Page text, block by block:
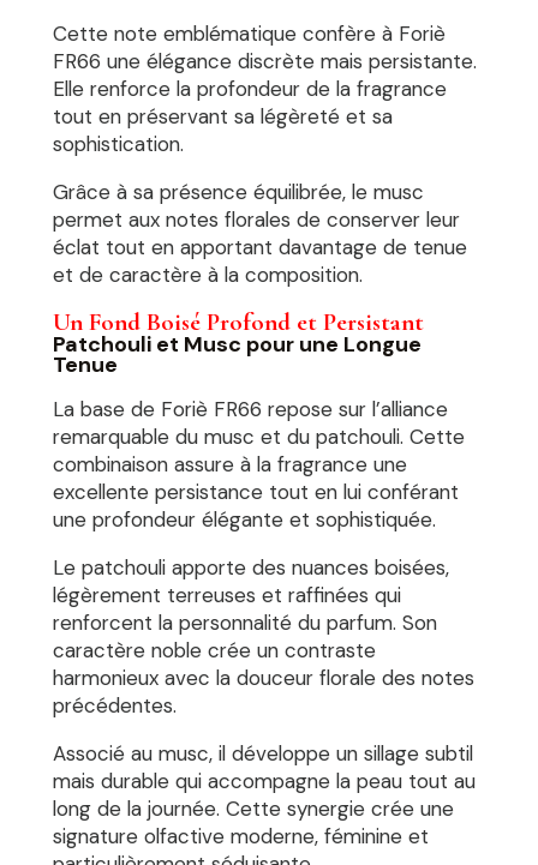
Cette note emblématique confère à Foriè
FR66 une élégance discrète mais persistante.
Elle renforce la profondeur de la fragrance
tout en préservant sa légèreté et sa
sophistication.
Grâce à sa présence équilibrée, le musc
permet aux notes florales de conserver leur
éclat tout en apportant davantage de tenue
et de caractère à la composition.
Un Fond Boisé Profond et Persistant
Patchouli et Musc pour une Longue
Tenue
La base de Foriè FR66 repose sur l’alliance
remarquable du musc et du patchouli. Cette
combinaison assure à la fragrance une
excellente persistance tout en lui conférant
une profondeur élégante et sophistiquée.
Le patchouli apporte des nuances boisées,
légèrement terreuses et raffinées qui
renforcent la personnalité du parfum. Son
caractère noble crée un contraste
harmonieux avec la douceur florale des notes
précédentes.
Associé au musc, il développe un sillage subtil
mais durable qui accompagne la peau tout au
long de la journée. Cette synergie crée une
signature olfactive moderne, féminine et